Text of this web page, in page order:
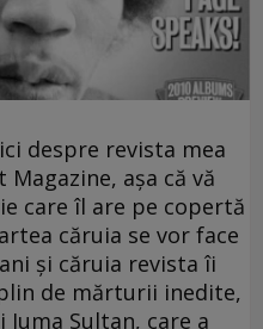
despre revista mea
aşa că vă
care îl are pe copertă
căruia se vor face
şi căruia revista îi
de mărturii inedite,
Sultan, care a